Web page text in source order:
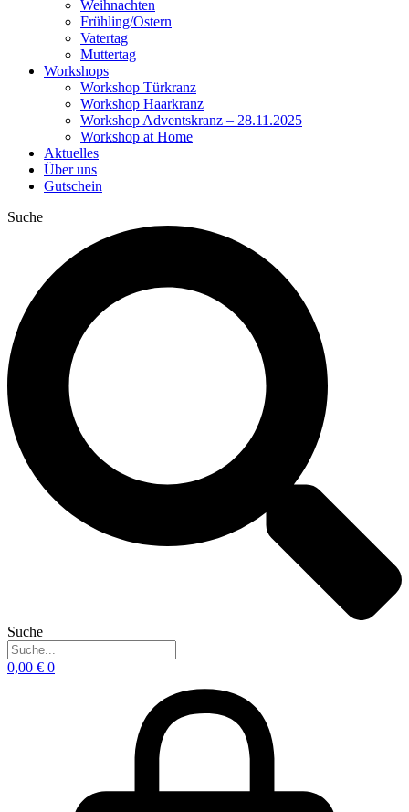
Weihnachten
Frühling/Ostern
Vatertag
Muttertag
Workshops
Workshop Türkranz
Workshop Haarkranz
Workshop Adventskranz – 28.11.2025
Workshop at Home
Aktuelles
Über uns
Gutschein
Suche
Suche
0,00 € 0